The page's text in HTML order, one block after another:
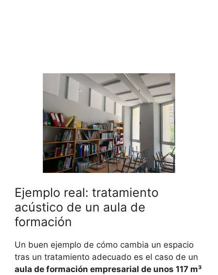
Ejemplo real: tratamiento
acústico de un aula de
formación
Un buen ejemplo de cómo cambia un espacio
tras un tratamiento adecuado es el caso de un
aula de formación empresarial de unos 117 m³